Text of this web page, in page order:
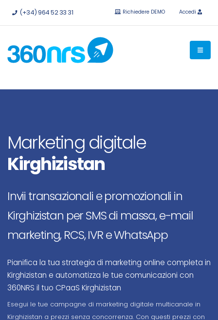
Provalo gratis senza impegno.API e integrazioni disponibili.
(+34) 964 52 33 31 Richiedere DEMO Accedi
Marketing digitale
Kirghizistan
Invii transazionali e promozionali in
Kirghizistan per SMS di massa, e-mail
marketing, RCS, IVR e WhatsApp
Pianifica la tua strategia di marketing online completa in
Kirghizistan e automatizza le tue comunicazioni con
360NRS il tuo CPaaS Kirghizistan
Esegui le tue campagne di marketing digitale multicanale in
Kirghizistan a prezzi senza concorrenza. Con questi prezzi con